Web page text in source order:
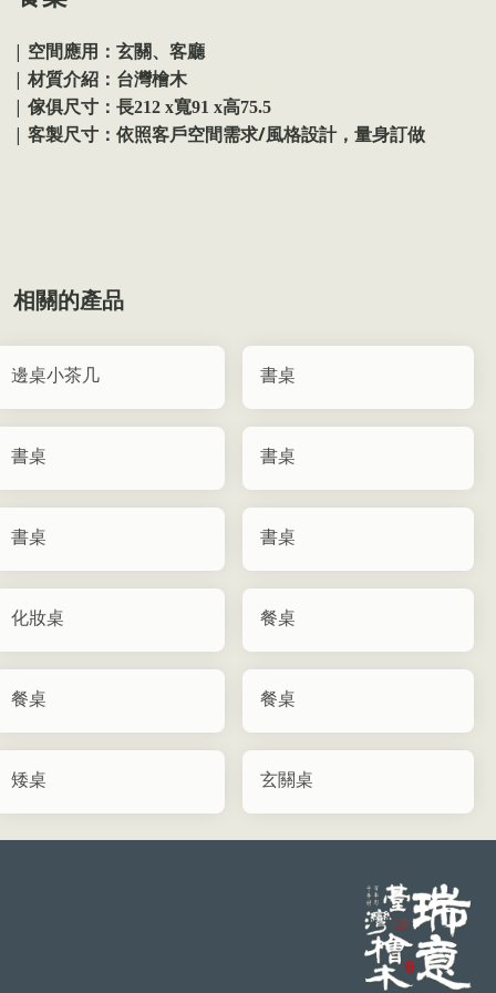
| 空間應用：玄關、客廳
| 材質介紹：台灣檜木
| 傢俱尺寸： 長212 x寬91 x高75.5
| 客製尺寸：依照客戶空間需求/風格設計，量身訂做
相關的產品
邊桌小茶几 書桌
書桌 書桌
書桌 書桌
化妝桌 餐桌
餐桌 餐桌
矮桌 玄關桌